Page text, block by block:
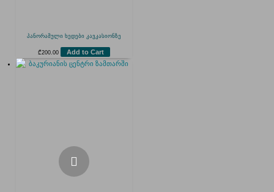
პანორამული ხედები კავკასიონზე
₾200.00 Add to Cart